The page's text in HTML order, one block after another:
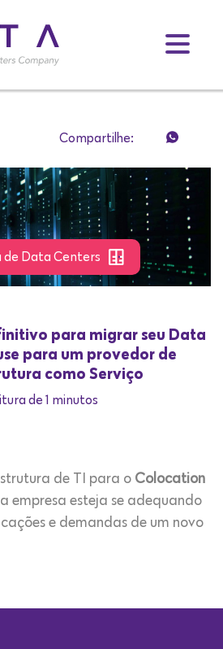
Compartilhe:
de Data Centers
para migrar seu Data
para um provedor de
como Serviço
de 1 minutos
de TI para o Colocation
empresa esteja se adequando
e demandas de um novo